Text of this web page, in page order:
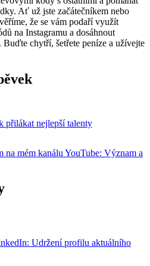
Ať už jste začátečníkem nebo
že se vám podaří využít
na Instagramu a dosáhnout
chytří, šetřete peníze a užívejte
přilákat nejlepší talenty
na mém kanálu YouTube: Význam a